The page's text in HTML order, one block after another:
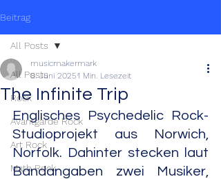
Beitrag
All Posts
Rock
Avantgarde Rock
Art Rock
Math Rock
All Posts
The Infinite Trip
musicmakermark
8. Juni 20251 Min. Lesezeit
Englisches Psychedelic Rock-
Studioprojekt aus Norwich,
Norfolk. Dahinter stecken laut
Bandangaben zwei Musiker,